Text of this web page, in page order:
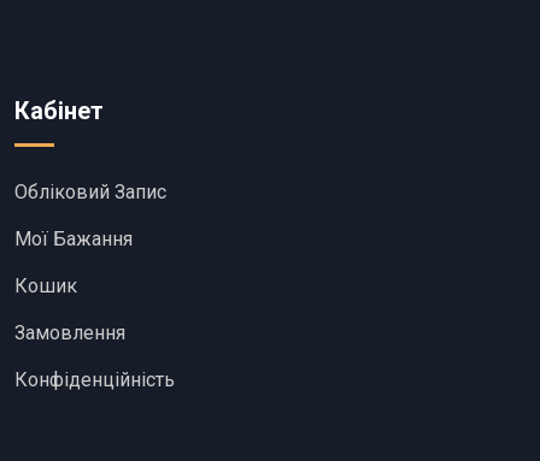
Кабінет
Обліковий Запис
Мої Бажання
Кошик
Замовлення
Конфіденційність